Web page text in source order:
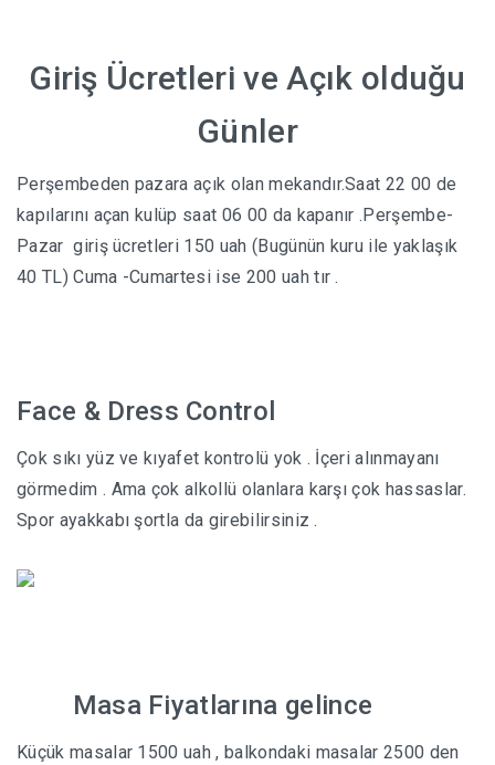
Giriş Ücretleri ve Açık olduğu
Günler
Perşembeden pazara açık olan mekandır.Saat 22 00 de
kapılarını açan kulüp saat 06 00 da kapanır .Perşembe-
Pazar giriş ücretleri 150 uah (Bugünün kuru ile yaklaşık
40 TL) Cuma -Cumartesi ise 200 uah tır .
Face & Dress Control
Çok sıkı yüz ve kıyafet kontrolü yok . İçeri alınmayanı
görmedim . Ama çok alkollü olanlara karşı çok hassaslar.
Spor ayakkabı şortla da girebilirsiniz .
Masa Fiyatlarına gelince
Küçük masalar 1500 uah , balkondaki masalar 2500 den